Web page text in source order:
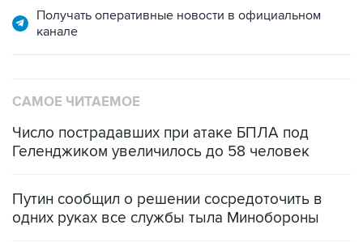
Получать оперативные новости в официальном
канале
САМОЕ ЧИТАЕМОЕ
Число пострадавших при атаке БПЛА под
Геленджиком увеличилось до 58 человек
Путин сообщил о решении сосредоточить в
одних руках все службы тыла Минобороны